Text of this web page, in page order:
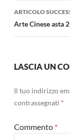
ARTICOLO
Arte Cinese asta
LASCIA UN
Il tuo indirizzo
contrassegnati *
Commento *